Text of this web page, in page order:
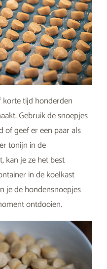
korte tijd honderden
Gebruik de snoepjes
of geef er een paar als
tonijn in de
kan je ze het best
in de koelkast
je de hondensnoepjes
ontdooien.